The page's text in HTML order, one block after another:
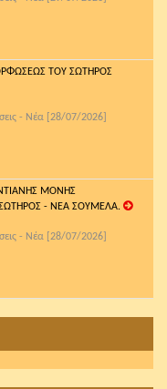
ΤΟΥ ΣΩΤΗΡΟΣ
- Νέα [28/07/2026]
ΜΟΝΗΣ
- ΝΕΑ ΣΟΥΜΕΛΑ.
- Νέα [28/07/2026]